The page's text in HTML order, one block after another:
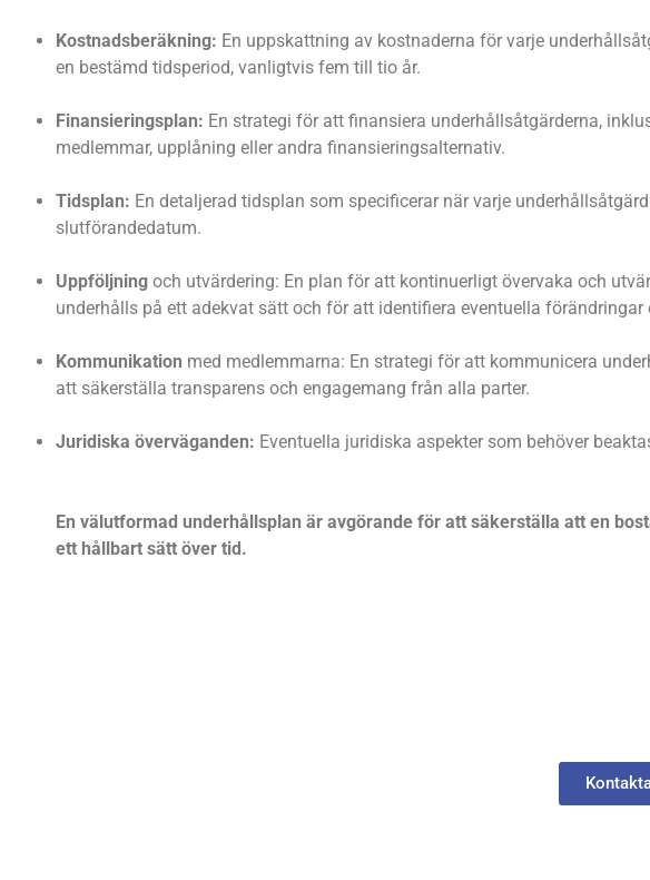
Kostnadsberäkning: En uppskattning av kostnaderna för varje
en bestämd tidsperiod, vanligtvis fem till tio år.
Finansieringsplan: En strategi för att finansiera underhållsåtgärderna,
medlemmar, upplåning eller andra finansieringsalternativ.
Tidsplan: En detaljerad tidsplan som specificerar när varje
slutförandedatum.
Uppföljning och utvärdering: En plan för att kontinuerligt övervaka och
underhålls på ett adekvat sätt och för att identifiera eventuella
Kommunikation med medlemmarna: En strategi för att kommunicera
att säkerställa transparens och engagemang från alla parter.
Juridiska överväganden: Eventuella juridiska aspekter som behöver
En välutformad underhållsplan är avgörande för att säkerställa att en
ett hållbart sätt över tid.